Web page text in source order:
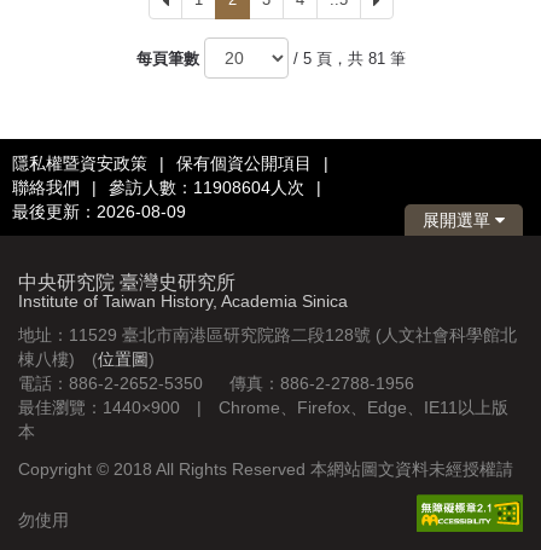
一
一
每頁筆數
/ 5 頁，共 81 筆
隱私權暨資安政策 | 保有個資公開項目
|
聯絡我們
| 參訪人數：11908604人次
|
最後更新：2026-08-09
展開選單
中央研究院 臺灣史研究所
Institute of Taiwan History, Academia Sinica
地址：11529 臺北市南港區研究院路二段128號 (人文社會科學館北
棟八樓) (位置圖)
電話：886-2-2652-5350 傳真：886-2-2788-1956
最佳瀏覽：1440×900 | Chrome、Firefox、Edge、IE11以上版
本
Copyright © 2018 All Rights Reserved 本網站圖文資料未經授權請
勿使用